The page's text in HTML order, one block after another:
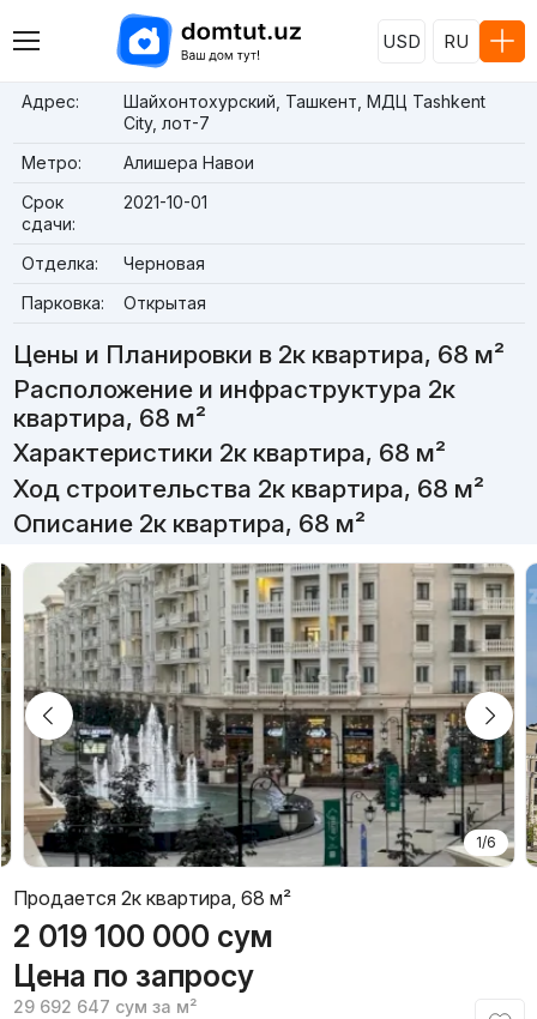
USD RU
Адрес:
Шайхонтохурский, Ташкент, МДЦ Tashkent
City, лот-7
Метро:
Алишера Навои
Срок
сдачи:
2021-10-01
Отделка:
Черновая
Парковка:
Открытая
Цены и Планировки в 2к квартира, 68 м²
Расположение и инфраструктура 2к
квартира, 68 м²
Характеристики 2к квартира, 68 м²
Ход строительства 2к квартира, 68 м²
Описание 2к квартира, 68 м²
1/6
Продается 2к квартира, 68 м²
2 019 100 000 сум
Цена по запросу
29 692 647 сум за м²